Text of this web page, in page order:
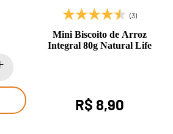
(3)
Mini Biscoito de Arroz
Integral 80g Natural Life
R$ 8,90